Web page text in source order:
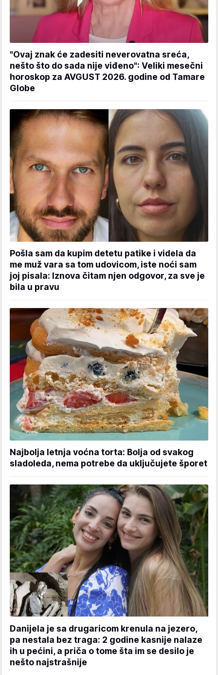
"Ovaj znak će zadesiti neverovatna sreća,
nešto što do sada nije viđeno": Veliki mesečni
horoskop za AVGUST 2026. godine od Tamare
Globe
Pošla sam da kupim detetu patike i videla da
me muž vara sa tom udovicom, iste noći sam
joj pisala: Iznova čitam njen odgovor, za sve je
bila u pravu
Najbolja letnja voćna torta: Bolja od svakog
sladoleda, nema potrebe da uključujete šporet
Danijela je sa drugaricom krenula na jezero,
pa nestala bez traga: 2 godine kasnije nalaze
ih u pećini, a priča o tome šta im se desilo je
nešto najstrašnije